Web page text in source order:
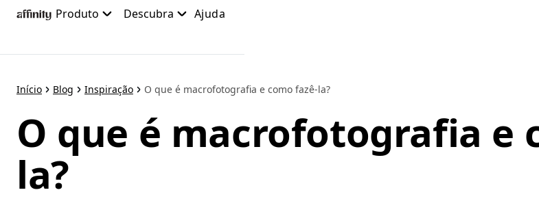
Pular
para
conteúdo
Produto Descubra Ajuda
Início Blog Inspiração O que é macrofotografia e como fazê-la?
O que é macrofotografia e
la?